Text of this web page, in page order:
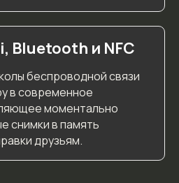
Bluetooth и NFC
беспроводной связи
в современное
моментально
снимки в память
друзьям.